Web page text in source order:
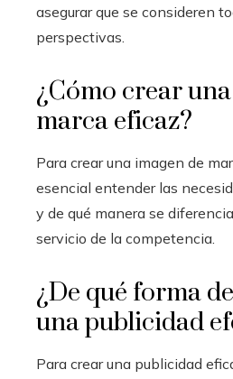
asegurar que se consideren
perspectivas.
¿Cómo crear
marca eficaz?
Para crear una imagen de
esencial entender las
y de qué manera se
servicio de la competencia.
¿De qué forma
una publicidad
Para crear una publicidad